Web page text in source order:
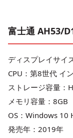
富士通 AH53/
ディスプレイサイ
CPU：第8世代 イ
ストレージ容量：
メモリ容量：8GB
OS：Windows 10
発売年：2019年